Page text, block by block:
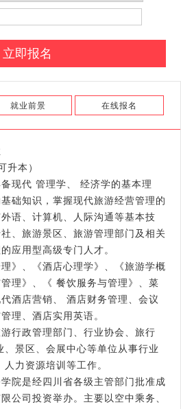
就业前景 在线报名
升本）
现代 管理学、 经济学的基本理
础知识，掌握现代旅游经营管理的
语、计算机、人际沟通等基本技
、旅游景区、旅游管理部门及相关
应用型高级专门人才。
理》、《酒店心理学》、《旅游学概
理》、《 餐饮服务与管理》、菜
酒店营销、 酒店财务管理、会议
理、酒店实用英语。
行政管理部门、行业协会、旅行
景区、会展中心等单位从事行业
力资源培训等工作。
院是经四川省各级主管部门批准成
公司投资举办。主要以空中乘务、